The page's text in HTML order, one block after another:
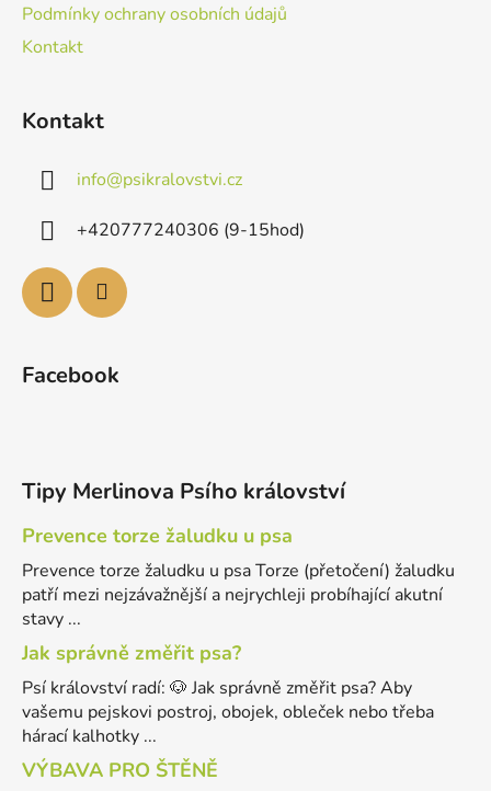
Podmínky ochrany osobních údajů
Kontakt
Kontakt
info@psikralovstvi.cz
+420777240306 (9-15hod)
Facebook
Tipy Merlinova Psího království
Prevence torze žaludku u psa
Prevence torze žaludku u psa Torze (přetočení) žaludku
patří mezi nejzávažnější a nejrychleji probíhající akutní
stavy ...
Jak správně změřit psa?
Psí království radí: 🐶 Jak správně změřit psa? Aby
vašemu pejskovi postroj, obojek, obleček nebo třeba
hárací kalhotky ...
VÝBAVA PRO ŠTĚNĚ